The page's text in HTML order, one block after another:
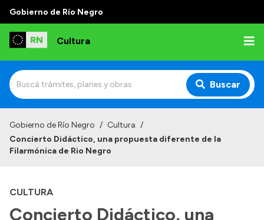
Gobierno de Río Negro
Cultura
Buscar
Institucional
Autoridades
Delegaciones
Gobierno de Río Negro / Cultura /
Concierto Didáctico, una propuesta diferente de la
Filarmónica de Rio Negro
CULTURA
Concierto Didáctico, una